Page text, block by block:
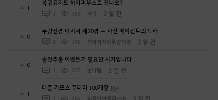
1
복귀유저도 하이퍼부스트 되나요?
1 160 라릭 2 일 전
0
무량진경 대지서 제20경 — 사신 에이전트의 도래
0 195 천지의재림무량진경 2 일 전
0
술잔추출 이벤트가 필요한 시기입니다
1 227 빗나림 2 일 전
1
대충 가모스 꾸러미 100개깡
1 285 뒤틀린야생화-KR